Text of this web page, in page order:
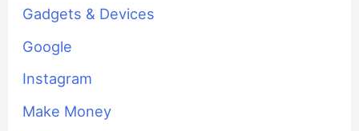
Gadgets & Devices
Google
Instagram
Make Money